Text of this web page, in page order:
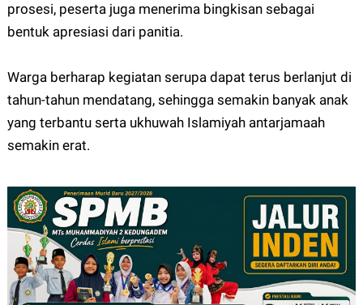
prosesi, peserta juga menerima bingkisan sebagai
bentuk apresiasi dari panitia.
Warga berharap kegiatan serupa dapat terus berlanjut di
tahun-tahun mendatang, sehingga semakin banyak anak
yang terbantu serta ukhuwah Islamiyah antarjamaah
semakin erat.